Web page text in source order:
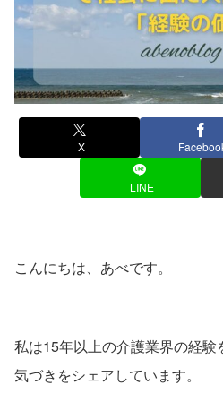
X
LINE
こんにちは、あべです。
私は15年以上の介護業界の経
気づきをシェアしています。